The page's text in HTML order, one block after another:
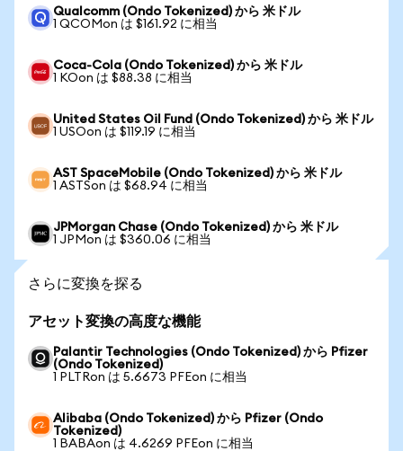
Qualcomm (Ondo Tokenized) から 米ドル
1 QCOMon は $161.92 に相当
Coca-Cola (Ondo Tokenized) から 米ドル
1 KOon は $88.38 に相当
United States Oil Fund (Ondo Tokenized) から 米ドル
1 USOon は $119.19 に相当
AST SpaceMobile (Ondo Tokenized) から 米ドル
1 ASTSon は $68.94 に相当
JPMorgan Chase (Ondo Tokenized) から 米ドル
1 JPMon は $360.06 に相当
さらに変換を探る
アセット変換の高度な機能
Palantir Technologies (Ondo Tokenized) から Pfizer
(Ondo Tokenized)
1 PLTRon は 5.6673 PFEon に相当
Alibaba (Ondo Tokenized) から Pfizer (Ondo
Tokenized)
1 BABAon は 4.6269 PFEon に相当